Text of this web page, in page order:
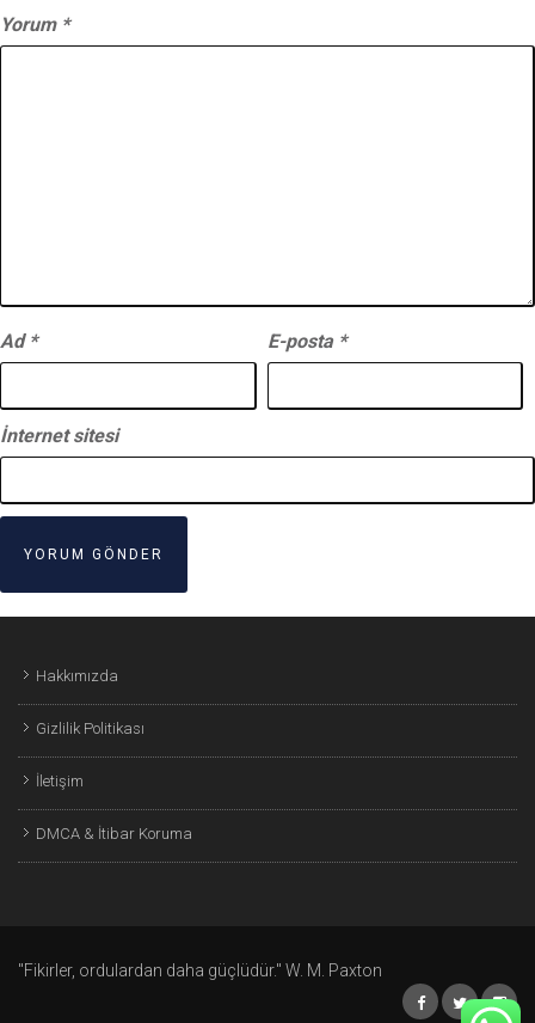
Yorum *
Ad * E-posta *
İnternet sitesi
Hakkımızda
Gizlilik Politikası
İletişim
DMCA & İtibar Koruma
"Fikirler, ordulardan daha güçlüdür." W. M. Paxton